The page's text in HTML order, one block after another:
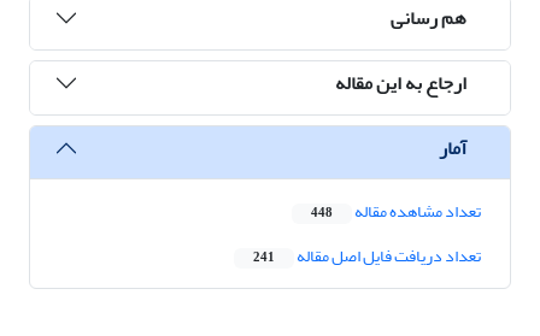
هم رسانی
ارجاع به این مقاله
آمار
تعداد مشاهده مقاله 448
تعداد دریافت فایل اصل مقاله 241